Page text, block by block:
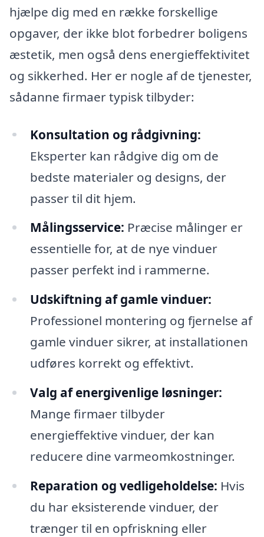
hjælpe dig med en række forskellige
opgaver, der ikke blot forbedrer boligens
æstetik, men også dens energieffektivitet
og sikkerhed. Her er nogle af de tjenester,
sådanne firmaer typisk tilbyder:
Konsultation og rådgivning:
Eksperter kan rådgive dig om de
bedste materialer og designs, der
passer til dit hjem.
Målingsservice: Præcise målinger er
essentielle for, at de nye vinduer
passer perfekt ind i rammerne.
Udskiftning af gamle vinduer:
Professionel montering og fjernelse af
gamle vinduer sikrer, at installationen
udføres korrekt og effektivt.
Valg af energivenlige løsninger:
Mange firmaer tilbyder
energieffektive vinduer, der kan
reducere dine varmeomkostninger.
Reparation og vedligeholdelse: Hvis
du har eksisterende vinduer, der
trænger til en opfriskning eller